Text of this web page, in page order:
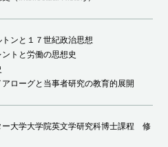
トンと１７世紀政治思想
ントと労働の思想史
アローグと当事者研究の教育的展開
ー大学大学院英文学研究科博士課程 修